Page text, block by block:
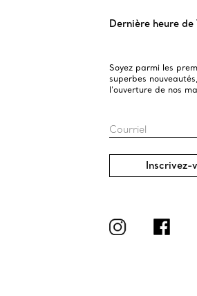
Dernière heure
Soyez parmi les
superbes
l’ouverture de nos
Courriel
Inscrivez-